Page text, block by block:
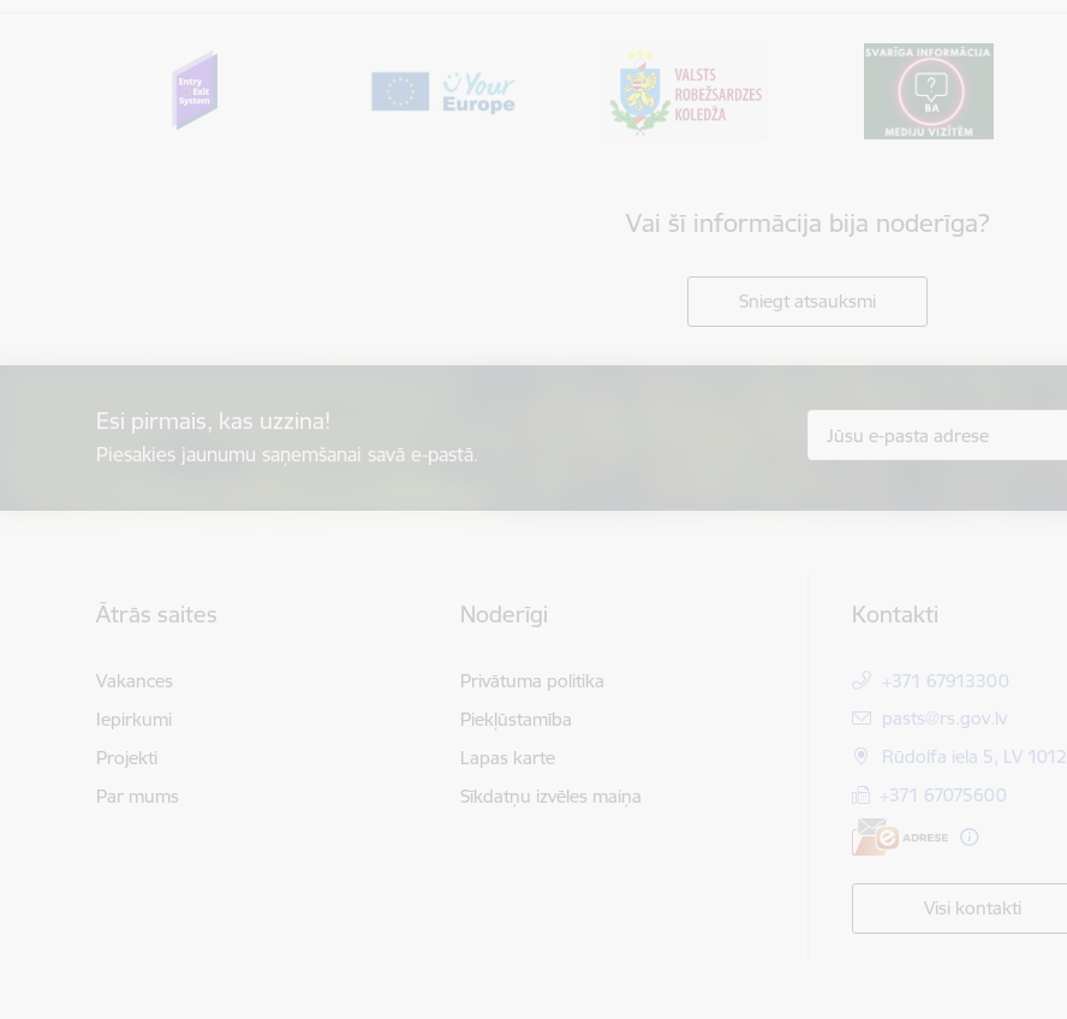
Vai šī informācija bija noderīga?
Sniegt atsauksmi
Esi pirmais, kas uzzina!
Piesakies jaunumu saņemšanai savā e-pastā.
Ātrās saites
Vakances
Iepirkumi
Projekti
Par mums
Noderīgi
Privātuma politika
Piekļūstamība
Lapas karte
Sīkdatņu izvēles maiņa
Kontakti
+371 67913300
E-pasts:
pasts@rs.gov.lv
Rūdolfa iela 5, LV 1012
+371 67075600
Visi kontakti